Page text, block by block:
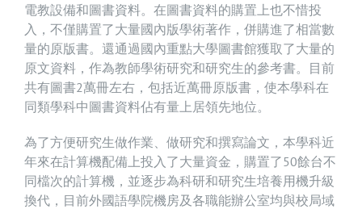
電教設備和圖書資料。在圖書資料的購置上也不惜投
入，不僅購置了大量國內版學術著作，併購進了相當數
量的原版書。還通過國內重點大學圖書館獲取了大量的
原文資料，作為教師學術研究和研究生的參考書。目前
共有圖書2萬冊左右，包括近萬冊原版書，使本學科在
同類學科中圖書資料佔有量上居領先地位。
為了方便研究生做作業、做研究和撰寫論文，本學科近
年來在計算機配備上投入了大量資金，購置了50餘台不
同檔次的計算機，並逐步為科研和研究生培養用機升級
換代，目前外國語學院機房及各職能辦公室均與校局域